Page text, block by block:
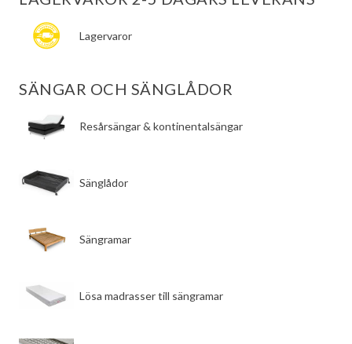
Lagervaror
SÄNGAR OCH SÄNGLÅDOR
​Resårsängar & kontinentalsängar
​Sänglådor
​Sängramar
​Lösa madrasser till sängramar